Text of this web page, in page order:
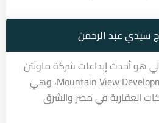
سيدي عبد الرحمن
هو أحدث إبداعات شركة ماونتن
فيو للتطوير العقاري Mountain View Developments، وهي
العقارية في مصر والشرق